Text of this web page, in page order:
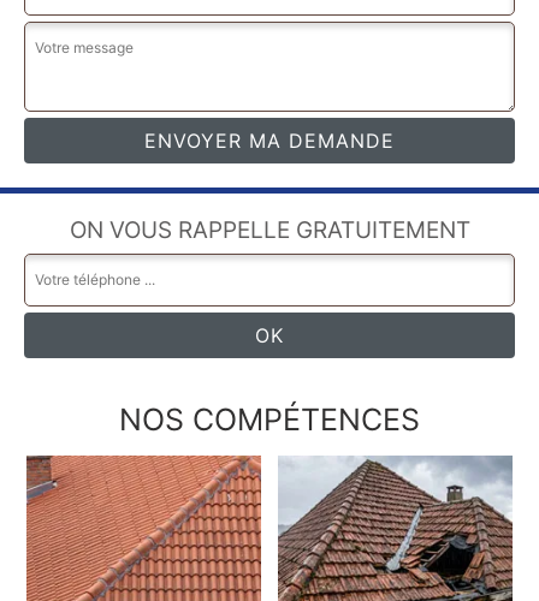
ON VOUS RAPPELLE GRATUITEMENT
NOS COMPÉTENCES